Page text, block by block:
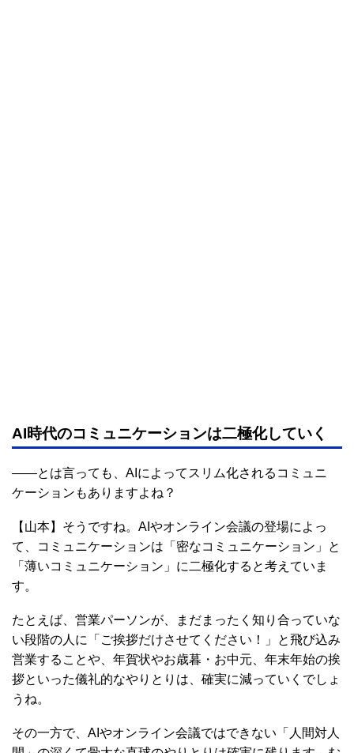
AI時代のコミュニケーションは二極化していく
――とは言っても、AIによってスリム化されるコミュニ
ケーションもありますよね？
【山本】そうですね。AIやオンライン会議の登場によっ
て、コミュニケーションは「密なコミュニケーション」と
「薄いコミュニケーション」に二極化すると考えていま
す。
たとえば、営業パーソンが、まだまったく知り合っていな
い段階の人に「ご挨拶だけさせてください！」と飛び込み
営業することや、年賀状やお歳暮・お中元、年末年始の挨
拶といった儀礼的なやりとりは、確実に減っていくでしょ
うね。
その一方で、AIやオンライン会議ではできない「人間対人